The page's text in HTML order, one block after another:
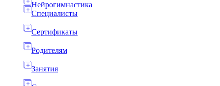
Нейрогимнастика
Специалисты
Сертификаты
Родителям
Занятия